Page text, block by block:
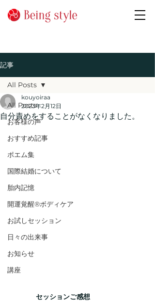
記事
All Posts
お客様の声
おすすめ記事
ポエム集
国際結婚について
胎内記憶
開運覚醒®ボディケア
お試しセッション
日々の出来事
お知らせ
講座
All Posts
自分責めをすることがなくなりました。
kouyoiraa
2023年2月12日
セッションご感想